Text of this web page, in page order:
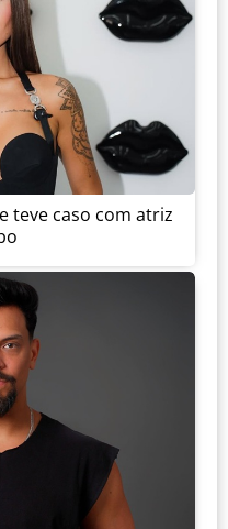
teve caso com atriz